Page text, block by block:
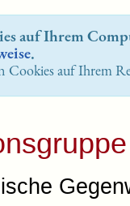
auf Ihrem
.
auf Ihrem